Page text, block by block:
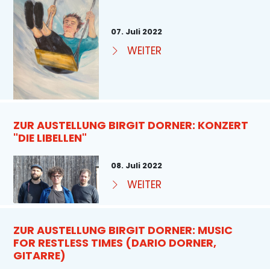
07. Juli 2022
WEITER
ZUR AUSTELLUNG BIRGIT DORNER: KONZERT
"DIE LIBELLEN"
08. Juli 2022
WEITER
ZUR AUSTELLUNG BIRGIT DORNER: MUSIC
FOR RESTLESS TIMES (DARIO DORNER,
GITARRE)